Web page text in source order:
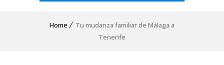
Home
Tu mudanza familiar de Málaga a
Tenerife